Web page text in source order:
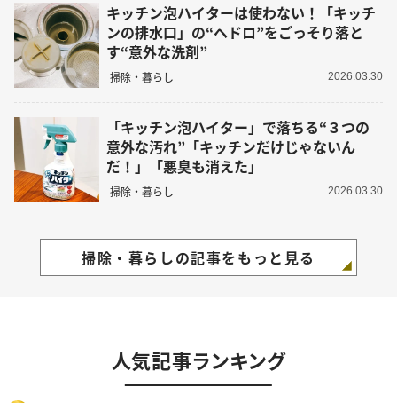
キッチン泡ハイターは使わない！「キッチ
ンの排水口」の“ヘドロ”をごっそり落と
す“意外な洗剤”
掃除・暮らし 2026.03.30
「キッチン泡ハイター」で落ちる“３つの
意外な汚れ”「キッチンだけじゃないん
だ！」「悪臭も消えた」
掃除・暮らし 2026.03.30
掃除・暮らしの記事をもっと見る
人気記事ランキング